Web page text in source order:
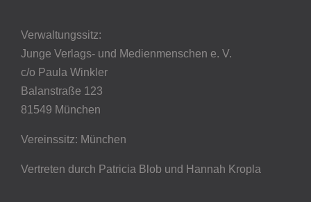
Verwaltungssitz:
Junge Verlags- und Medienmenschen e. V.
c/o Paula Winkler
Balanstraße 123
81549 München
Vereinssitz: München
Vertreten durch Patricia Blob und Hannah Kropla